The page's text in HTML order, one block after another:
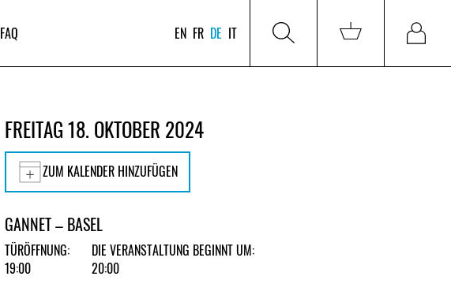
FAQ EN FR DE IT
FREITAG 18. OKTOBER 2024
ZUM KALENDER HINZUFÜGEN
GANNET – BASEL
TÜRÖFFNUNG:
19:00
DIE VERANSTALTUNG BEGINNT UM:
20:00